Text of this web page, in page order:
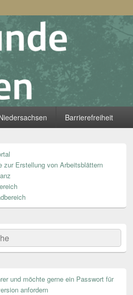
Barrierefreiheit
zur Erstellung von Arbeitsblättern
und möchte gerne ein Passwort für
anfordern